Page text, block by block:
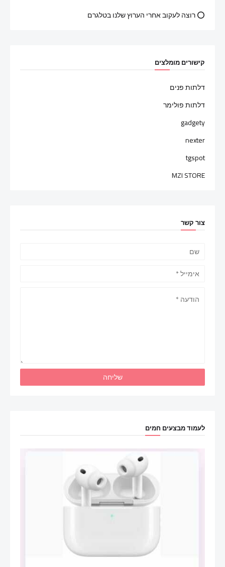
⭕ רוצה לעקוב אחרי הערוץ שלנו בטלגרם
קישורים מומלצים
דלתות פנים
דלתות פולימר
gadgety
nexter
tgspot
MZI STORE
צור קשר
לעמוד מבצעים חמים